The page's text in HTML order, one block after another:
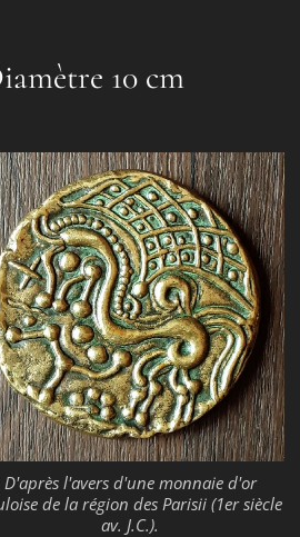
10 cm
D'après l'avers d'une monnaie d'or
de la région des Parisii (1er siècle
av. J.C.).